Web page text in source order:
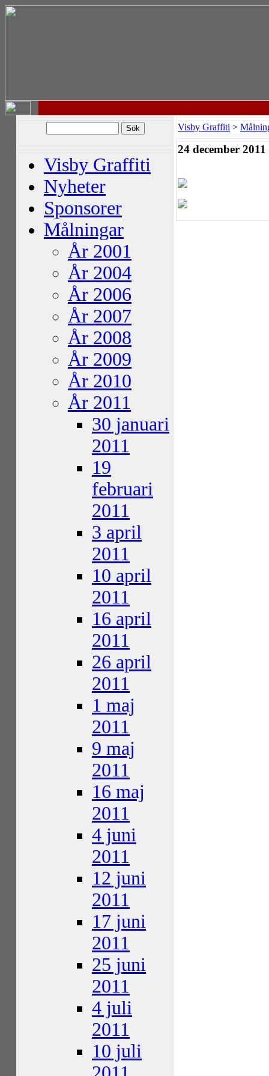
Visby Graffiti
Nyheter
Sponsorer
Målningar
År 2001
År 2004
År 2006
År 2007
År 2008
År 2009
År 2010
År 2011
30 januari
2011
19
februari
2011
3 april
2011
10 april
2011
16 april
2011
26 april
2011
1 maj
2011
9 maj
2011
16 maj
2011
4 juni
2011
12 juni
2011
17 juni
2011
25 juni
2011
4 juli
2011
10 juli
Visby Graffiti >
24 december 2011